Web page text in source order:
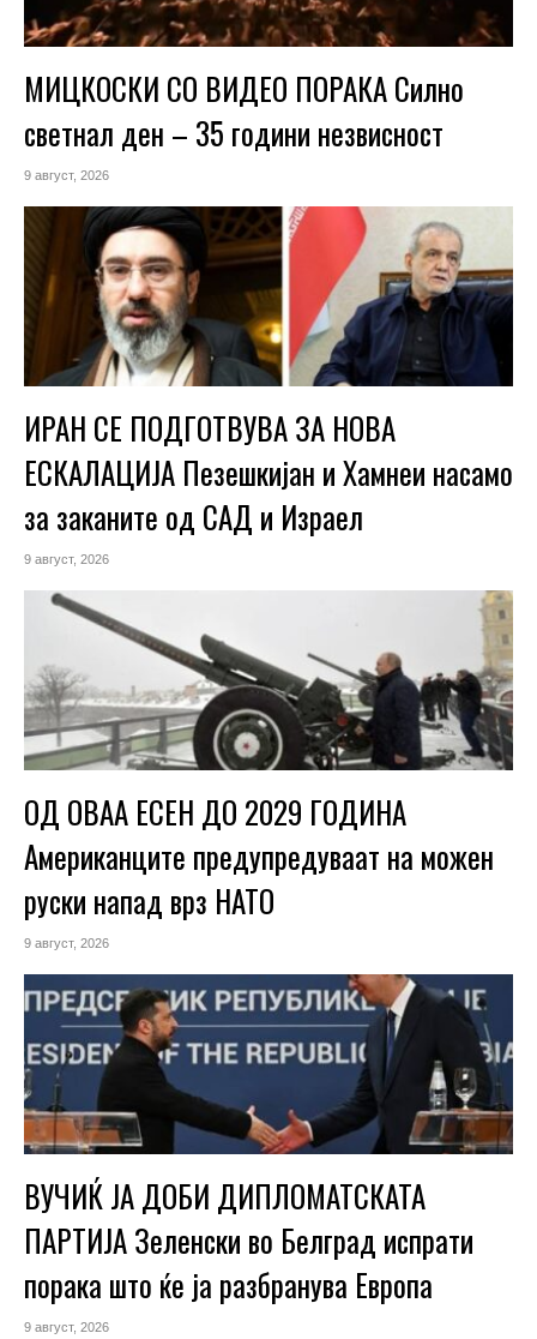
МИЦКОСКИ СО ВИДЕО ПОРАКА Силно
светнал ден – 35 години незвисност
9 август, 2026
ИРАН СЕ ПОДГОТВУВА ЗА НОВА
ЕСКАЛАЦИЈА Пезешкијан и Хамнеи насамо
за заканите од САД и Израел
9 август, 2026
ОД ОВАА ЕСЕН ДО 2029 ГОДИНА
Американците предупредуваат на можен
руски напад врз НАТО
9 август, 2026
ВУЧИЌ ЈА ДОБИ ДИПЛОМАТСКАТА
ПАРТИЈА Зеленски во Белград испрати
порака што ќе ја разбранува Европа
9 август, 2026